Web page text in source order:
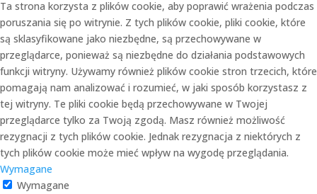
Ta strona korzysta z plików cookie, aby poprawić wrażenia podczas
poruszania się po witrynie. Z tych plików cookie, pliki cookie, które
są sklasyfikowane jako niezbędne, są przechowywane w
przeglądarce, ponieważ są niezbędne do działania podstawowych
funkcji witryny. Używamy również plików cookie stron trzecich, które
pomagają nam analizować i rozumieć, w jaki sposób korzystasz z
tej witryny. Te pliki cookie będą przechowywane w Twojej
przeglądarce tylko za Twoją zgodą. Masz również możliwość
rezygnacji z tych plików cookie. Jednak rezygnacja z niektórych z
tych plików cookie może mieć wpływ na wygodę przeglądania.
Wymagane
Wymagane